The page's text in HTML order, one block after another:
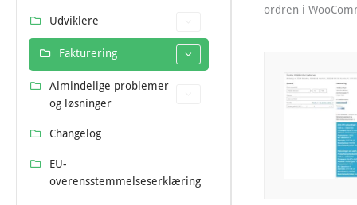
Udviklere
Fakturering
Almindelige problemer
og løsninger
Changelog
EU-
overensstemmelseserklæring
ordren i